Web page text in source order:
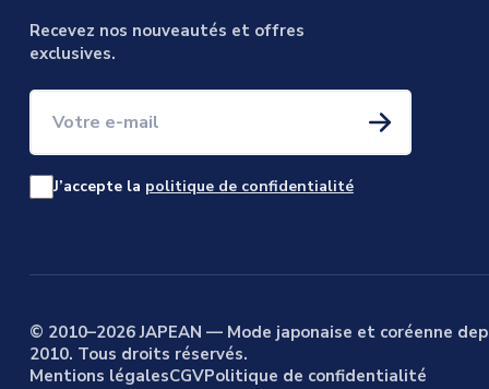
Recevez nos nouveautés et offres
exclusives.
J’accepte la politique de confidentialité
© 2010–2026 JAPEAN — Mode japonaise et coréenne
2010. Tous droits réservés.
Mentions légalesCGVPolitique de confidentialité